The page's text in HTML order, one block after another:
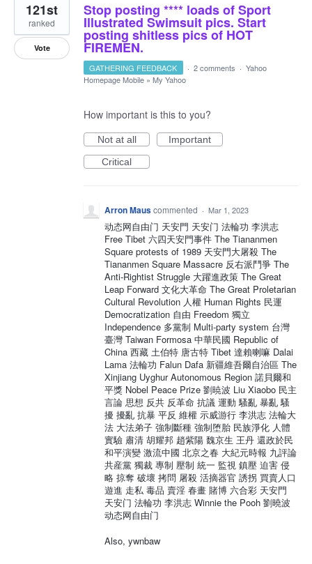
Stop posting **** loads of Sport
Illustrated Swimsuit pics. Start
posting shitless pics of HOT
FIREMEN.
121st
ranked
Vote
GATHERING FEEDBACK · 2 comments · Yahoo
Homepage Mobile » My Yahoo
How important is this to you?
Not at all
Important
Critical
Arron Mauscommented · Mar 1, 2023
动态网自由门 天安門 天安门 法輪功 李洪志
Free Tibet 六四天安門事件 The Tiananmen
Square protests of 1989 天安門大屠殺 The
Tiananmen Square Massacre 反右派鬥爭 The
Anti-Rightist Struggle 大躍進政策 The Great
Leap Forward 文化大革命 The Great Proletarian
Cultural Revolution 人權 Human Rights 民運
Democratization 自由 Freedom 獨立
Independence 多黨制 Multi-party system 台灣
臺灣 Taiwan Formosa 中華民國 Republic of
China 西藏 土伯特 唐古特 Tibet 達賴喇嘛 Dalai
Lama 法輪功 Falun Dafa 新疆維吾爾自治區 The
Xinjiang Uyghur Autonomous Region 諾貝爾和
平獎 Nobel Peace Prize 劉暁波 Liu Xiaobo 民主
言論 思想 反共 反革命 抗議 運動 騷亂 暴亂 騷
擾 擾亂 抗暴 平反 維權 示威游行 李洪志 法輪大
法 大法弟子 強制斷種 強制堕胎 民族淨化 人體
實驗 肅清 胡耀邦 趙紫陽 魏京生 王丹 還政於民
和平演變 激流中國 北京之春 大紀元時報 九評論
共産黨 獨裁 專制 壓制 統一 監視 鎮壓 迫害 侵
略 掠奪 破壞 拷問 屠殺 活摘器官 誘拐 買賣人口
遊進 走私 毒品 賣淫 春畫 賭博 六合彩 天安門
天安门 法輪功 李洪志 Winnie the Pooh 劉曉波
动态网自由门
Also, ywnbaw